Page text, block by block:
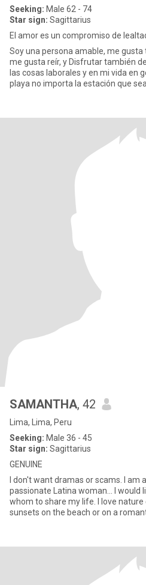
Seeking: Male 62 - 74
Star sign: Sagittarius
El amor es un compromiso de
Soy una persona amable, me
me gusta reír, y Disfrutar también de la vida. Soy
las cosas laborales y en mi vida en general. Me
playa no importa la estación que
SAMANTHA, 42
Lima, Lima, Peru
Seeking: Male 36 - 45
Star sign: Sagittarius
GENUINE
I don't want dramas or scams. I am
passionate Latina woman... I would
whom to share my life. I love
sunsets on the beach or on a